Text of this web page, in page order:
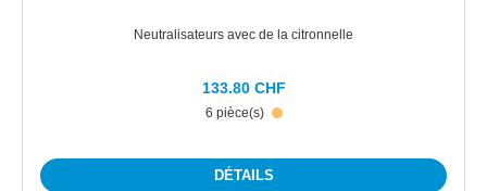
Neutralisateurs avec de la citronnelle
6 pièce(s)
133.80 CHF
DÉTAILS